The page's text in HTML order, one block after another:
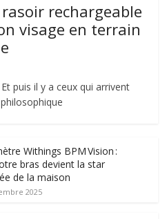
rechargeable
visage en terrain
puis il y a ceux qui arrivent
Withings BPM Vision :
bras devient la star
de la maison
2025